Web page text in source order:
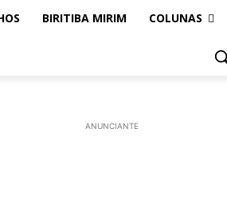
BIRITIBA MIRIM COLUNAS
ANUNCIANTE